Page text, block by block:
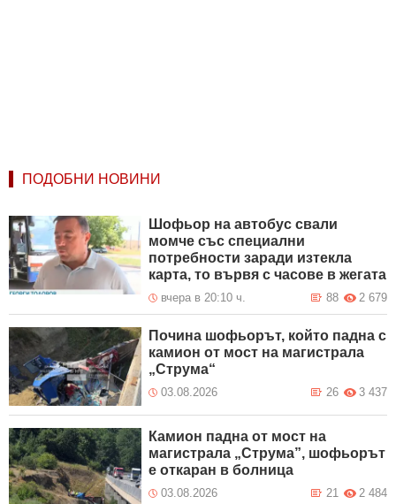
ПОДОБНИ НОВИНИ
Шофьор на автобус свали
момче със специални
потребности заради изтекла
карта, то вървя с часове в жегата
вчера в 20:10 ч. 2 679
88
Почина шофьорът, който падна с
камион от мост на магистрала
„Струма“
03.08.2026 3 437
26
Камион падна от мост на
магистрала „Струма”, шофьорът
е откаран в болница
03.08.2026 2 484
21